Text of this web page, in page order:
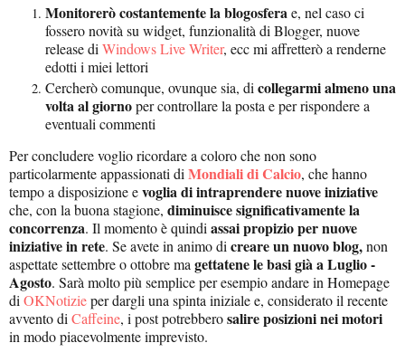
Monitorerò costantemente la blogosferae, nel caso ci
fossero novità su widget, funzionalità di Blogger, nuove
release di Windows Live Writer, ecc mi affretterò a renderne
edotti i miei lettori
Cercherò comunque, ovunque sia, dicollegarmi almeno una
volta al giornoper controllare la posta e per rispondere a
eventuali commenti
Per concludere voglio ricordare a coloro che non sono
particolarmente appassionati di Mondiali di Calcio, che hanno
tempo a disposizione evoglia di intraprendere nuove iniziative
che, con la buona stagione, diminuisce significativamente la
concorrenza. Il momento è quindi assai propizio per nuove
iniziative in rete. Se avete in animo di creare un nuovo blog,non
aspettate settembre o ottobre ma gettatene le basi già a Luglio -
Agosto. Sarà molto più semplice per esempio andare in Homepage
di OKNotizieper dargli una spinta iniziale e, considerato il recente
avvento di Caffeine, i post potrebberosalire posizioni nei motori
in modo piacevolmente imprevisto.